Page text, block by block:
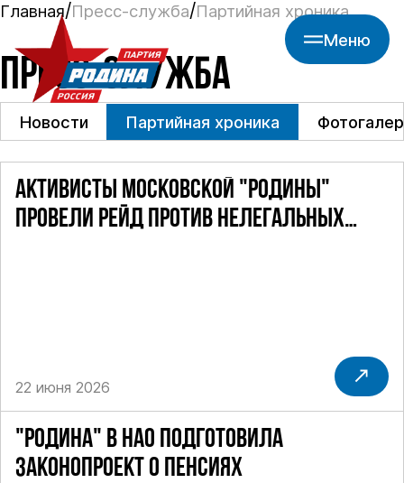
Меню
Главная Пресс-служба Партийная хроника
ПРЕСС-СЛУЖБА
Новости Партийная хроника
АКТИВИСТЫ МОСКОВСКОЙ "РОДИНЫ"
ПРОВЕЛИ РЕЙД ПРОТИВ НЕЛЕГАЛЬНЫХ
22 июня 2026
"РОДИНА" В НАО ПОДГОТОВИЛА
ЗАКОНОПРОЕКТ О ПЕНСИЯХ